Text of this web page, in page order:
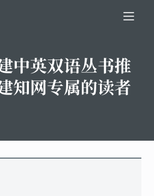
中英双语丛书推
知网专属的读者